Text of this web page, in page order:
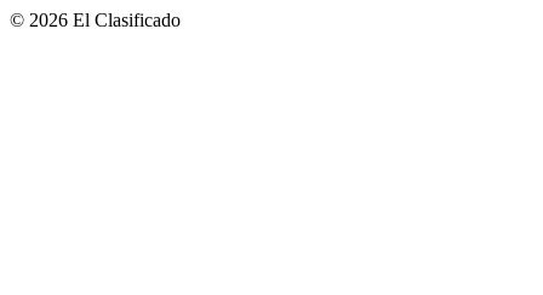
© 2026 El Clasificado